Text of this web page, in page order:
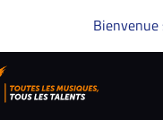
Bienvenue